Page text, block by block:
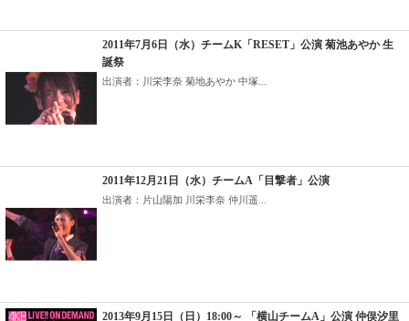
2011年7月6日（水）チームK「RESET」公演 菊池あやか 生
誕祭
出演者：川栄李奈 菊地あやか 中塚...
2011年12月21日（水）チームA「目撃者」公演
出演者：片山陽加 川栄李奈 仲川遥...
2013年9月15日（日）18:00～ 「横山チームA」公演 仲俣汐里